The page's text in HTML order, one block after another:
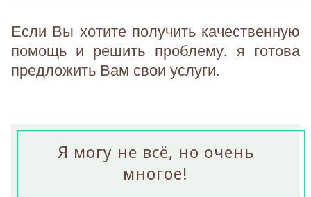
Если Вы хотите получить качественную
помощь и решить проблему, я готова
предложить Вам свои услуги.
Я могу не всё, но очень
многое!